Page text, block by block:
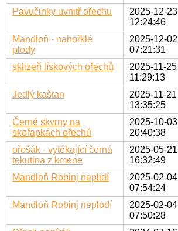
Pavučinky uvnitř ořechu
2025-12-23
12:24:46
Mandloň - nahořklé
plody
2025-12-02
07:21:31
sklizeň lískových ořechů
2025-11-25
11:29:13
Jedlý kaštan
2025-11-21
13:35:25
Černé skvrny na
skořapkách ořechů
2025-10-03
20:40:38
ořešák - vytékající černá
tekutina z kmene
2025-05-21
16:32:49
Mandloň Robinj neplidí
2025-02-04
07:54:24
Mandloň Robinj neplodí
2025-02-04
07:50:28